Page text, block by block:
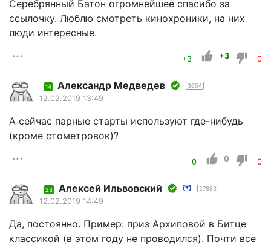
Серебрянный Батон огромнейшее спасибо за
ссылочку. Люблю смотреть кинохроники, на них
люди интересные.
+3 +3 0
14 Александр Медведев 3654
12.02.2019 13:49
А сейчас парные старты используют где-нибудь
(кроме стометровок)?
0 0 0
23 Алексей Ильвовский 27883
12.02.2019 14:49
Да, постоянно. Пример: приз Архиповой в Битце
классикой (в этом году не проводился). Почти все